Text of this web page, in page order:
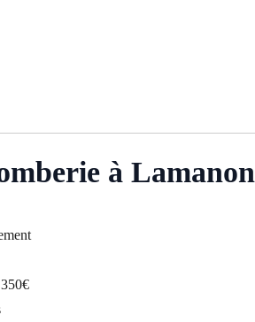
à Lamanon